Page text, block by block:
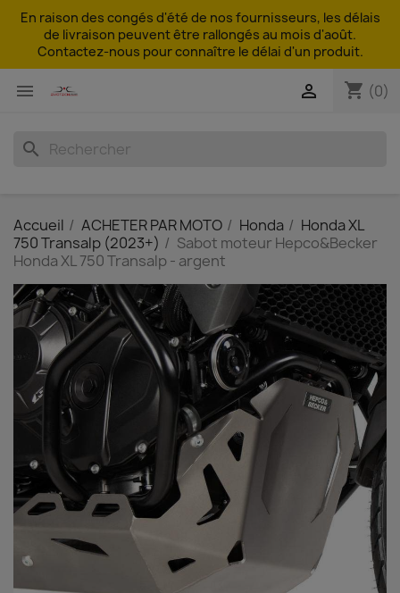
En raison des congés d'été de nos fournisseurs, les délais
de livraison peuvent être rallongés au mois d'août.
Contactez-nous pour connaître le délai d'un produit.
 shopping_cart (0)

search
Accueil ACHETER PAR MOTO Honda
Honda XL
750 Transalp (2023+)
Sabot moteur Hepco&Becker
Honda XL 750 Transalp - argent